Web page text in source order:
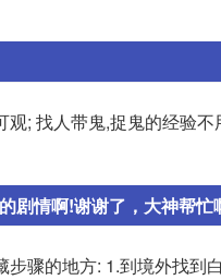
; 找人带鬼,捉鬼的经验
剧情啊!谢谢了，大神帮忙
骤的地方: 1.到境外找